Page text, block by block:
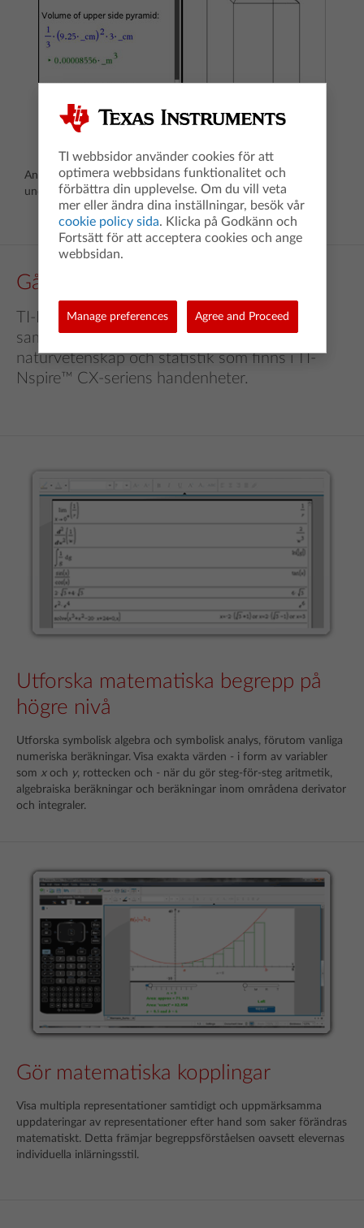
Användningen av enhetsomvandlare hjälper eleverna att
undvika misstag i beräkningarna.
Gå längre än att rita grafer
TI-Nspire™ CX elevprogramvara innehåller
samma applikationer för matematik,
naturvetenskap och statistik som finns i TI-
Nspire™ CX-seriens handenheter.
Utforska matematiska begrepp på
högre nivå
Utforska symbolisk algebra och symbolisk analys, förutom vanliga
numeriska beräkningar. Visa exakta värden - i form av variabler
som xoch y, rottecken och - när du gör steg-för-steg aritmetik,
algebraiska beräkningar och beräkningar inom områdena derivator
och integraler.
Gör matematiska kopplingar
Visa multipla representationer samtidigt och uppmärksamma
uppdateringar av representationer efter hand som saker förändras
matematiskt. Detta främjar begreppsförståelsen oavsett elevernas
individuella inlärningsstil.
TI webbsidor använder cookies för att
optimera webbsidans funktionalitet och
förbättra din upplevelse. Om du vill veta
mer eller ändra dina inställningar, besök vår
cookie policy sida. Klicka på Godkänn och
Fortsätt för att acceptera cookies och ange
webbsidan.
Manage preferences Agree and Proceed